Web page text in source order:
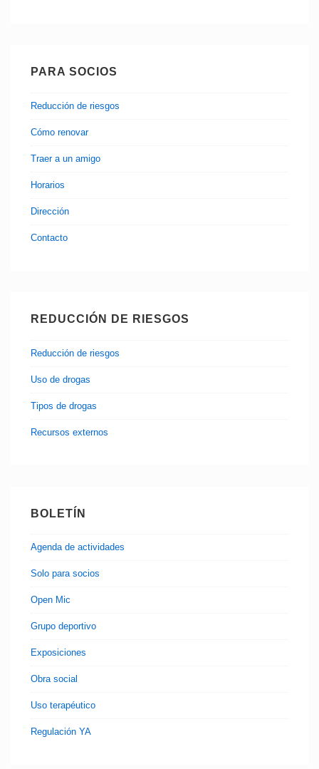
PARA SOCIOS
Reducción de riesgos
Cómo renovar
Traer a un amigo
Horarios
Dirección
Contacto
REDUCCIÓN DE RIESGOS
Reducción de riesgos
Uso de drogas
Tipos de drogas
Recursos externos
BOLETÍN
Agenda de actividades
Solo para socios
Open Mic
Grupo deportivo
Exposiciones
Obra social
Uso terapéutico
Regulación YA